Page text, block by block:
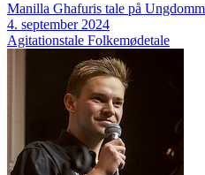
Manilla Ghafuris tale på
4. september 2024
Agitationstale Folkemødetale